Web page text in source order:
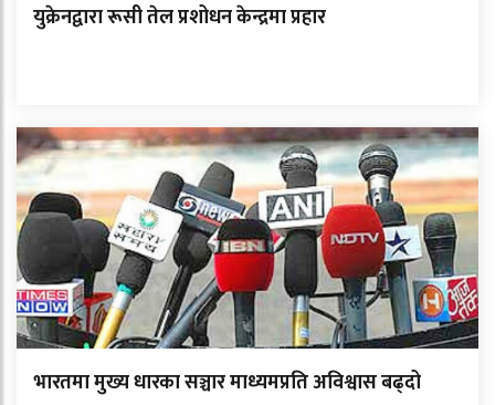
युक्रेनद्वारा रूसी तेल प्रशोधन केन्द्रमा प्रहार
भारतमा मुख्य धारका सञ्चार माध्यमप्रति अविश्वास बढ्दो